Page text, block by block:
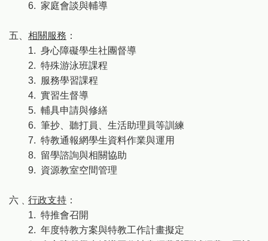
6. 家庭會談與輔導
五、 相關服務 ：
1. 身心障礙學生社團督導
2. 特殊游泳班課程
3. 服務學習課程
4. 實習生督導
5. 輔具申請與修繕
6. 筆抄、聽打員、生活助理員等訓練
7. 特教通報網學生資料作業與運用
8. 留學諮詢與相關協助
9. 資源教室空間管理
六﹑ 行政支持 ：
1. 特推會召開
2. 年度特教方案與特教工作計畫擬定